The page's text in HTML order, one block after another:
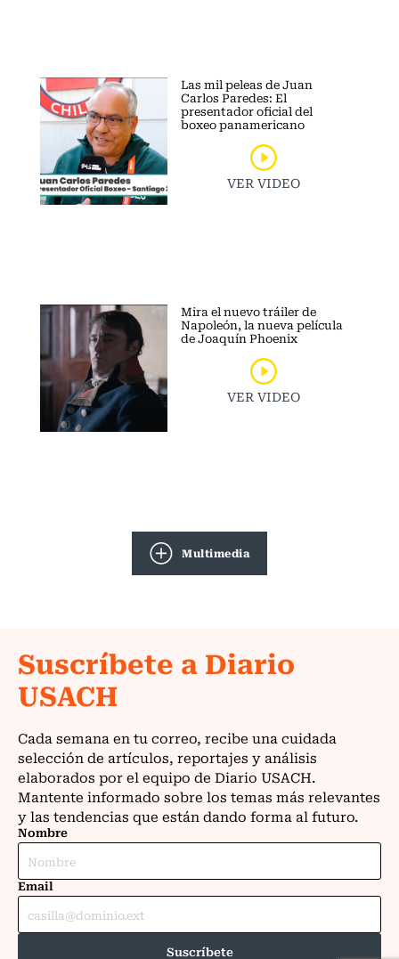
Las mil peleas de Juan
Carlos Paredes: El
presentador oficial del
boxeo panamericano
VER VIDEO
Mira el nuevo tráiler de
Napoleón, la nueva película
de Joaquín Phoenix
VER VIDEO
Multimedia